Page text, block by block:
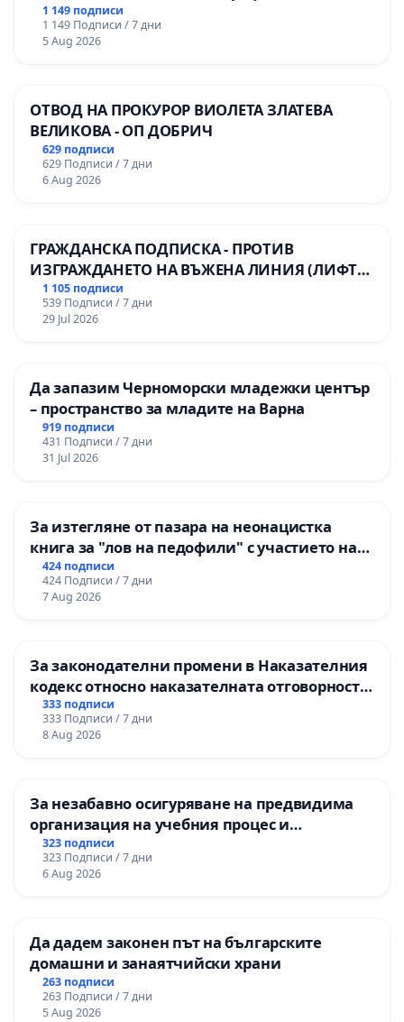
гимназия по промишлени технологии в
Професионалната гимназия по икономика и
мениджмънт – гр. Пазарджик
1 149 подписи
1 149 Подписи / 7 дни
5 Aug 2026
ОТВОД НА ПРОКУРОР ВИОЛЕТА ЗЛАТЕВА
ВЕЛИКОВА - ОП ДОБРИЧ
629 подписи
629 Подписи / 7 дни
6 Aug 2026
ГРАЖДАНСКА ПОДПИСКА - ПРОТИВ
ИЗГРАЖДАНЕТО НА ВЪЖЕНА ЛИНИЯ (ЛИФТ)
НА ТЕРИТОРИЯТА НА ПРИРОДНА
ЗАБЕЛЕЖИТЕЛНОСТ „ХЪЛМ НА
ОСВОБОДИТЕЛИТЕ“ (БУНАРДЖИК)
1 105 подписи
539 Подписи / 7 дни
29 Jul 2026
Да запазим Черноморски младежки център
– пространство за младите на Варна
919 подписи
431 Подписи / 7 дни
31 Jul 2026
За изтегляне от пазара на неонацистка
книга за "лов на педофили" с участието на
деца
424 подписи
424 Подписи / 7 дни
7 Aug 2026
За законодателни промени в Наказателния
кодекс относно наказателната отговорност
на непълнолетните при особено тежки
умишлени престъпления
333 подписи
333 Подписи / 7 дни
8 Aug 2026
За незабавно осигуряване на предвидима
организация на учебния процес и
гарантиране на правото на равнопоставено
и качествено образование на учениците от
ОУ „Княз Александър I“ и Хуманитарна
323 подписи
323 Подписи / 7 дни
6 Aug 2026
Да дадем законен път на българските
домашни и занаятчийски храни
263 подписи
263 Подписи / 7 дни
5 Aug 2026